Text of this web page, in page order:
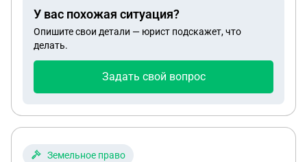
обязательная оплата комиссии риелтора. Сам
риелтор осуществляет деятельность не законно.
Подтверждающих оплату чеков или расписок не
У вас похожая ситуация?
Опишите свои детали — юрист подскажет, что
делать.
Задать свой вопрос
Земельное право